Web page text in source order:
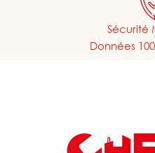
Sécurité
Données